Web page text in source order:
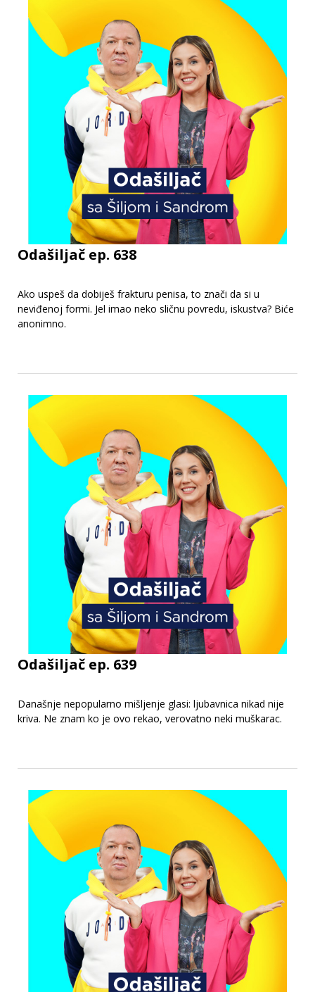
Odašiljač ep. 638
Ako uspeš da dobiješ frakturu penisa, to znači da si u
neviđenoj formi. Jel imao neko sličnu povredu, iskustva? Biće
anonimno.
Odašiljač ep. 639
Današnje nepopularno mišljenje glasi: ljubavnica nikad nije
kriva. Ne znam ko je ovo rekao, verovatno neki muškarac.